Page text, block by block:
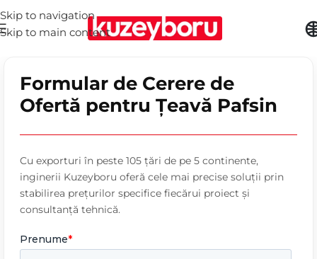
Skip to navigation
Skip to main content
Formular de Cerere de
Ofertă pentru Țeavă Pafsin
Cu exporturi în peste 105 țări de pe 5 continente,
inginerii Kuzeyboru oferă cele mai precise soluții prin
stabilirea prețurilor specifice fiecărui proiect și
consultanță tehnică.